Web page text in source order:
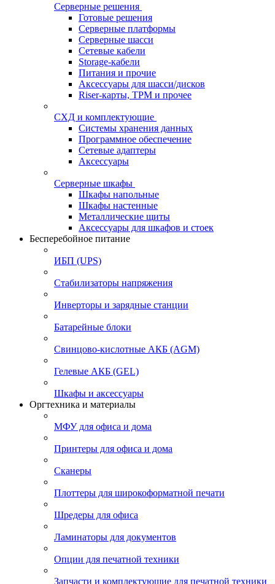
Серверные решения
Готовые решения
Серверные платформы
Серверные шасси
Сетевые кабели
Storage-кабели
Питания и прочие
Аксессуары для шасси/дисков
Riser-карты, TPM и прочее
СХД и комплектующие
Системы хранения данных
Программное обеспечение
Сетевые адаптеры
Аксессуары
Серверные шкафы
Шкафы напольные
Шкафы настенные
Металлические щиты
Аксессуары для шкафов и стоек
Бесперебойное питание
ИБП (UPS)
Стабилизаторы напряжения
Инверторы и зарядные станции
Батарейные блоки
Свинцово-кислотные АКБ (AGM)
Гелевые АКБ (GEL)
Шкафы и аксессуары
Оргтехника и материалы
МФУ для офиса и дома
Принтеры для офиса и дома
Сканеры
Плоттеры для широкоформатной печати
Шредеры для офиса
Ламинаторы для документов
Опции для печатной техники
Запчасти и комплектующие для печатной техники